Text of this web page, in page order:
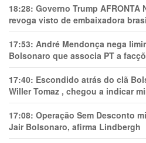
18:28: Governo Trump AFRONTA
revoga visto de embaixadora
17:53: André Mendonça nega
Bolsonaro que associa PT a
17:40: Escondido atrás do clã
Willer Tomaz , chegou a indicar
17:08: Operação Sem Desconto
Jair Bolsonaro, afirma Lindbergh